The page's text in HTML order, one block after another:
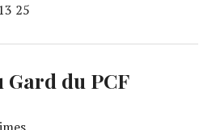
25‬
du PCF